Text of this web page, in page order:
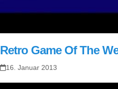
Retro Game Of The
16. Januar 2013